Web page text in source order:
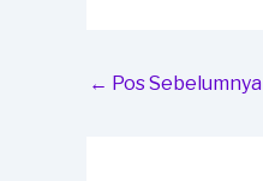
Post
← Pos Sebelumnya